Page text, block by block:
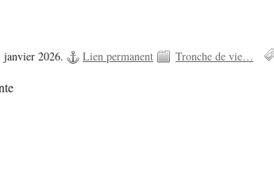
2026. Lien permanent Tronche de vie…